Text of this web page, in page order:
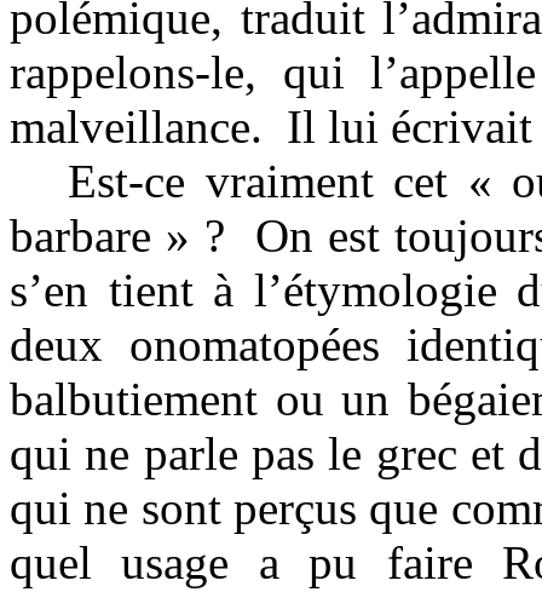
polémique, traduit
rappelons-le, qui
malveillance. Il lui écrivait
Est-ce vraiment cet «
barbare » ?
On est
s’en tient à
deux onomatopées
balbutiement ou un
qui ne parle pas le grec et
qui ne sont perçus que
quel usage a pu faire